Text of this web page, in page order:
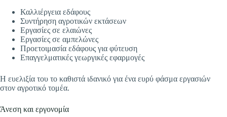
Καλλιέργεια εδάφους
Συντήρηση αγροτικών εκτάσεων
Εργασίες σε ελαιώνες
Εργασίες σε αμπελώνες
Προετοιμασία εδάφους για φύτευση
Επαγγελματικές γεωργικές εφαρμογές
Η ευελιξία του το καθιστά ιδανικό για ένα ευρύ φάσμα εργασιών
στον αγροτικό τομέα.
Άνεση και εργονομία